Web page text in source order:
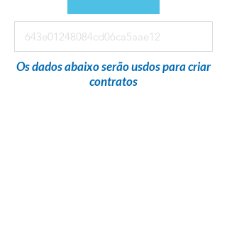
Os dados abaixo serão usdos para criar
contratos